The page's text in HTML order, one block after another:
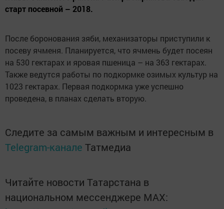
старт посевной – 2018.
После боронования зяби, механизаторы приступили к
посеву ячменя. Планируется, что ячмень будет посеян
на 530 гектарах и яровая пшеница – на 363 гектарах.
Также ведутся работы по подкормке озимых культур на
1023 гектарах. Первая подкормка уже успешно
проведена, в планах сделать вторую.
Следите за самым важным и интересным в
Telegram-канале Татмедиа
Читайте новости Татарстана в
национальном мессенджере MАХ: